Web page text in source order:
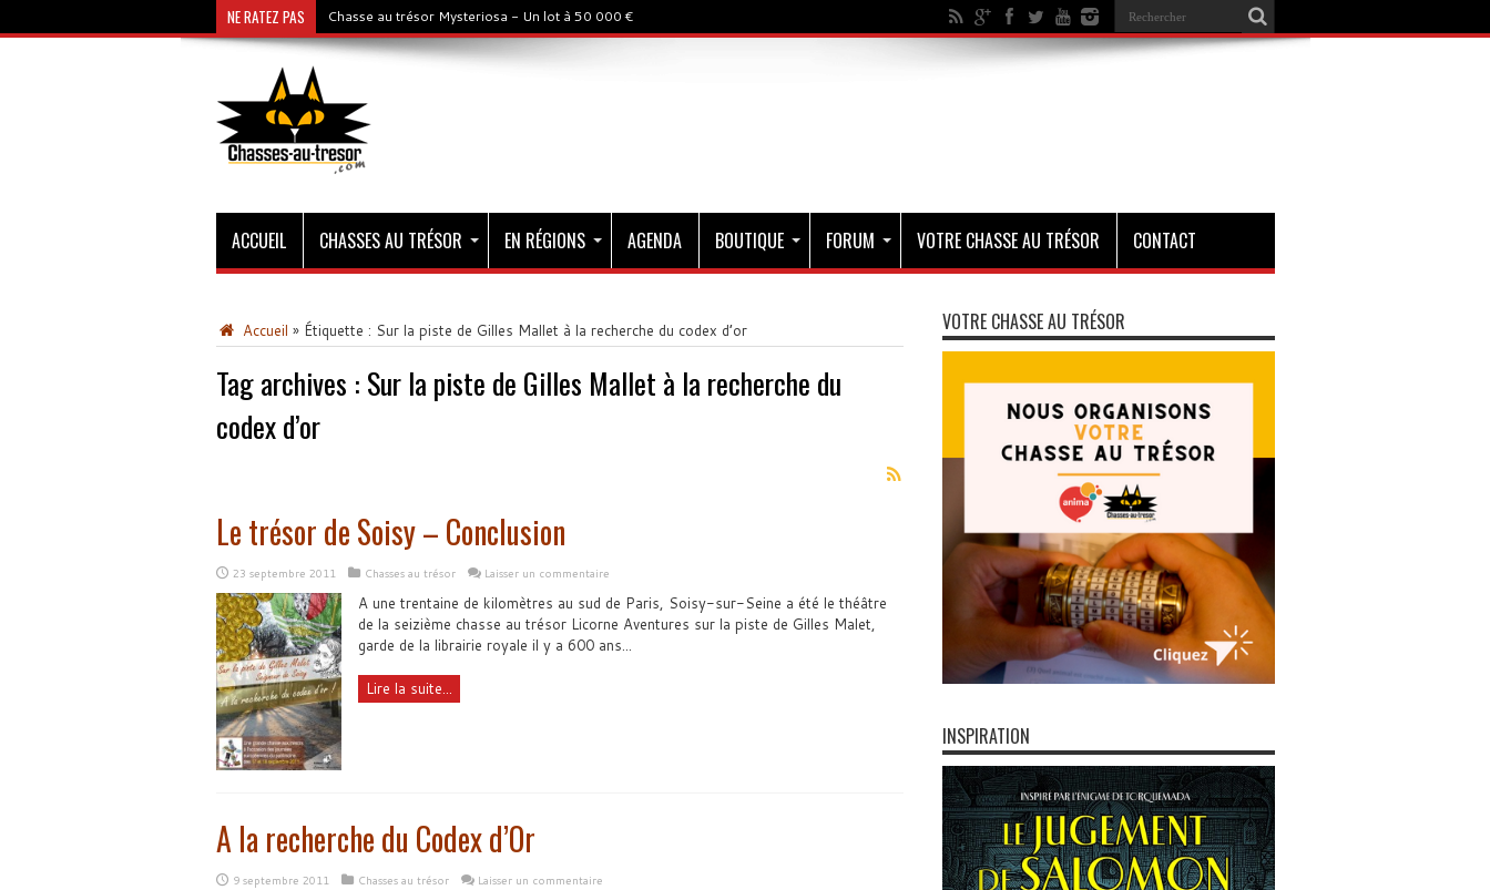
NE RATEZ PAS Chasse au trésor Mysteriosa - Un lot à 50 000 €
ACCUEIL CHASSES AU TRÉSOR EN RÉGIONS AGENDA BOUTIQUE FORUM VOTRE CHASSE AU TRÉSOR CONTACT
Accueil » Étiquette : Sur la piste de Gilles Mallet à la recherche du codex d’or
Tag archives : Sur la piste de Gilles Mallet à la recherche du
codex d’or
Le trésor de Soisy – Conclusion
23 septembre 2011 Chasses au trésor Laisser un commentaire
A une trentaine de kilomètres au sud de Paris, Soisy-sur-Seine a été le théâtre
de la seizième chasse au trésor Licorne Aventures sur la piste de Gilles Malet,
garde de la librairie royale il y a 600 ans...
Lire la suite...
A la recherche du Codex d’Or
9 septembre 2011 Chasses au trésor Laisser un commentaire
VOTRE CHASSE AU TRÉSOR
INSPIRATION